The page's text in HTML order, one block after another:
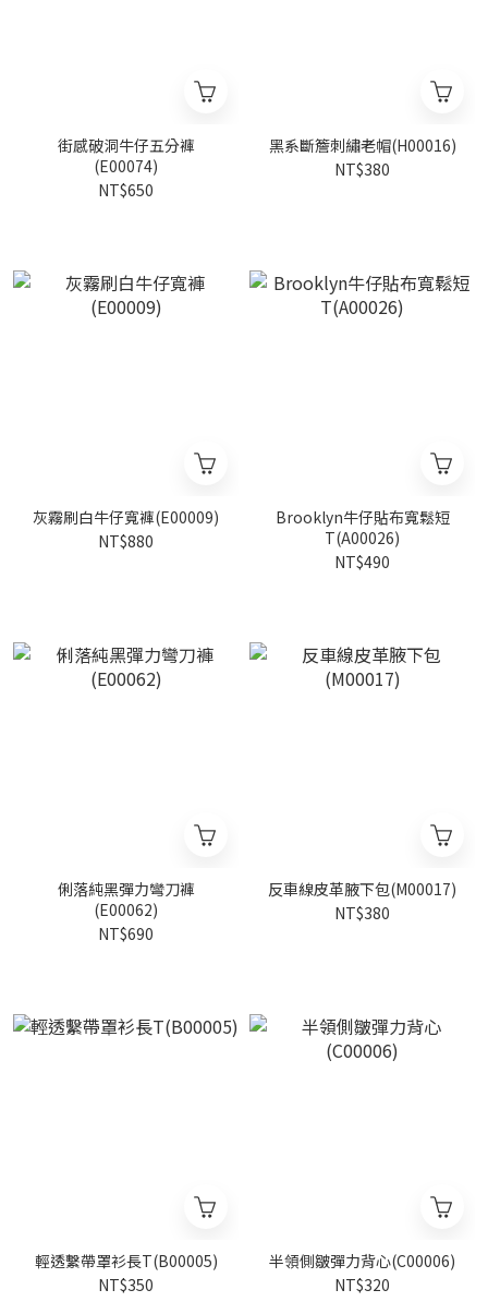
街感破洞牛仔五分褲
(E00074)
NT$650
黑系斷簷刺繡老帽(H00016)
NT$380
灰霧刷白牛仔寬褲(E00009)
NT$880
Brooklyn牛仔貼布寬鬆短
T(A00026)
NT$490
俐落純黑彈力彎刀褲
(E00062)
NT$690
反車線皮革腋下包(M00017)
NT$380
輕透繫帶罩衫長T(B00005)
NT$350
半領側皺彈力背心(C00006)
NT$320